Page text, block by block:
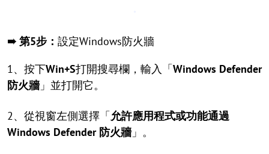
➠ 第5步： 設定Windows防火牆
1、按下Win+S打開搜尋欄，輸入「Windows Defender
防火牆 」並打開它。
2、從視窗左側選擇「允許應用程式或功能通過
Windows Defender 防火牆 」。